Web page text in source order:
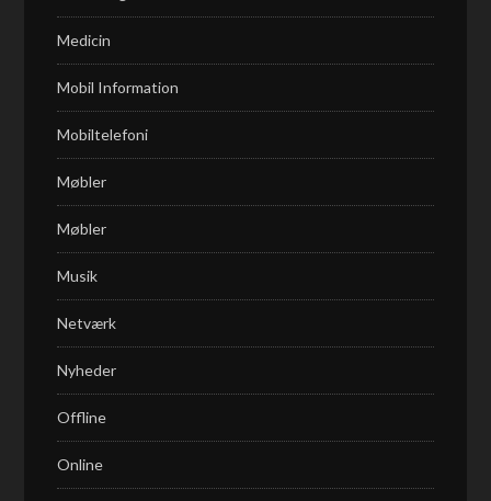
Medicin
Mobil Information
Mobiltelefoni
Møbler
Møbler
Musik
Netværk
Nyheder
Offline
Online